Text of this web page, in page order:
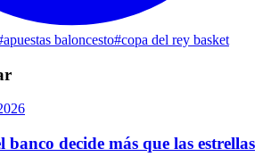
apuestas baloncesto#copa del rey basket
decide más que las estrellas